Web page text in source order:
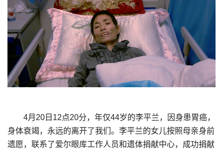
4月20日12点20分，年仅44岁的李平兰，因身患胃癌，
身体衰竭，永远的离开了我们。李平兰的女儿按照母亲身前
遗愿，联系了爱尔眼库工作人员和遗体捐献中心，成功捐献